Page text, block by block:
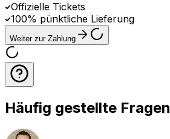
Offizielle Tickets
100% pünktliche Lieferung
Weiter zur Zahlung
Häufig gestellte Fragen